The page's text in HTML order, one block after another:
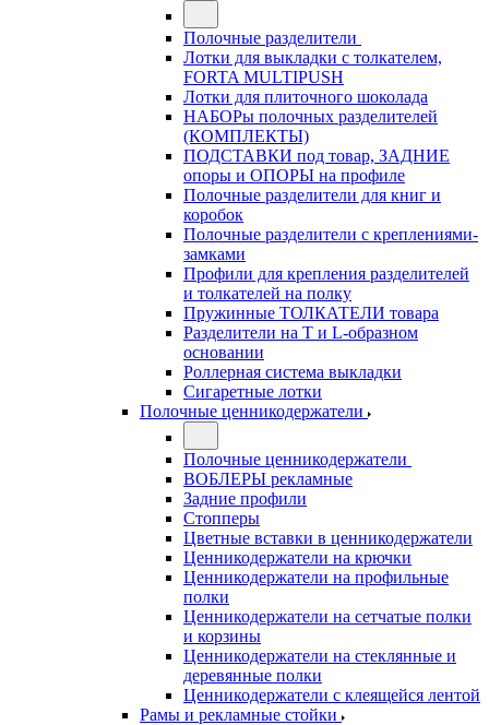
Полочные разделители
Лотки для выкладки с толкателем,
FORTA MULTIPUSH
Лотки для плиточного шоколада
НАБОРы полочных разделителей
(КОМПЛЕКТЫ)
ПОДСТАВКИ под товар, ЗАДНИЕ
опоры и ОПОРЫ на профиле
Полочные разделители для книг и
коробок
Полочные разделители с креплениями-
замками
Профили для крепления разделителей
и толкателей на полку
Пружинные ТОЛКАТЕЛИ товара
Разделители на Т и L-образном
основании
Роллерная система выкладки
Сигаретные лотки
Полочные ценникодержатели
Полочные ценникодержатели
ВОБЛЕРЫ рекламные
Задние профили
Стопперы
Цветные вставки в ценникодержатели
Ценникодержатели на крючки
Ценникодержатели на профильные
полки
Ценникодержатели на сетчатые полки
и корзины
Ценникодержатели на стеклянные и
деревянные полки
Ценникодержатели с клеящейся лентой
Рамы и рекламные стойки